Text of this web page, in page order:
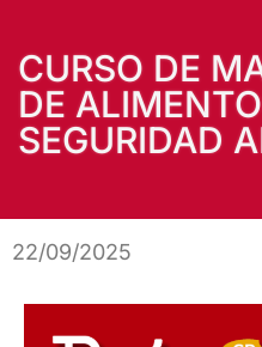
CURSO DE
DE
SEGURIDAD
22/09/2025